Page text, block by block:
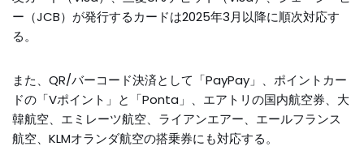
ー（JCB）が発行するカードは2025年3月以降に順次対応す
る。
また、QR/バーコード決済として「PayPay」、ポイントカー
ドの「Vポイント」と「Ponta」、エアトリの国内航空券、大
韓航空、エミレーツ航空、ライアンエアー、エールフランス
航空、KLMオランダ航空の搭乗券にも対応する。